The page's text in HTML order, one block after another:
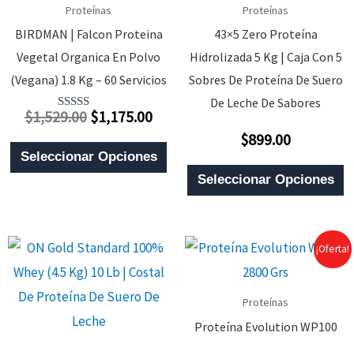
Proteínas
BIRDMAN | Falcon Proteina
Vegetal Organica En Polvo
(Vegana) 1.8 Kg – 60 Servicios
Valorado
5.00
De 5
$1,529.00 El
Original
Era:
$1,175.00El
Actual
Es:
$1,175.00.
Seleccionar Opciones
Este
Producto
Tiene
Variantes.
Proteínas
43×5 Zero Proteína
Hidrolizada 5 Kg | Caja Con 5
Sobres De Proteína De Suero
De Leche De Sabores
Valorado
0
De
5
$899.00
Seleccionar Opciones
¡Oferta!
Proteínas
Proteína Evolution WP100